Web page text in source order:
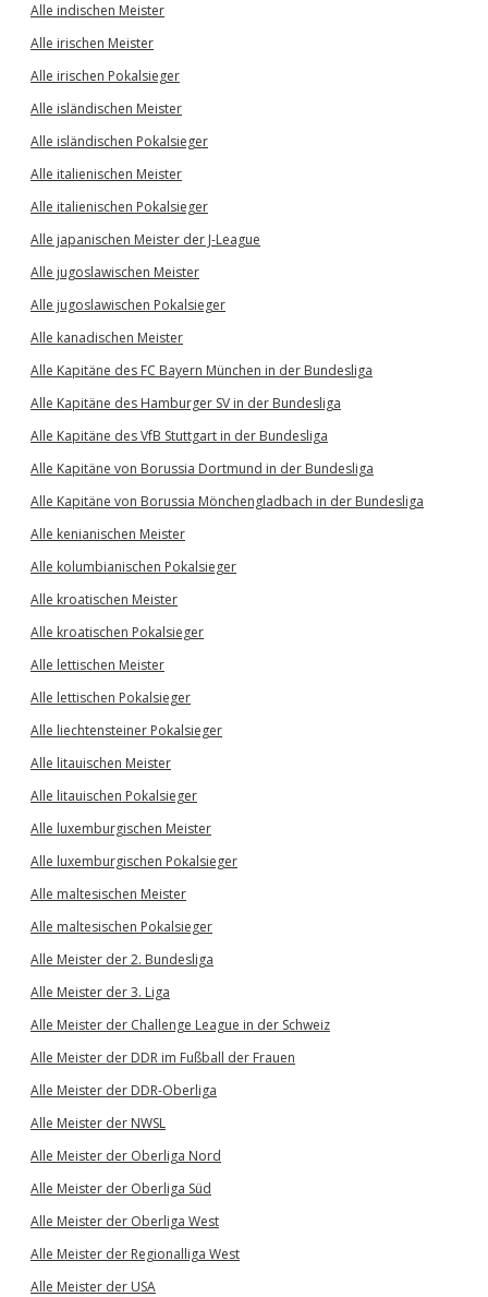
Alle indischen Meister
Alle irischen Meister
Alle irischen Pokalsieger
Alle isländischen Meister
Alle isländischen Pokalsieger
Alle italienischen Meister
Alle italienischen Pokalsieger
Alle japanischen Meister der J-League
Alle jugoslawischen Meister
Alle jugoslawischen Pokalsieger
Alle kanadischen Meister
Alle Kapitäne des FC Bayern München in der Bundesliga
Alle Kapitäne des Hamburger SV in der Bundesliga
Alle Kapitäne des VfB Stuttgart in der Bundesliga
Alle Kapitäne von Borussia Dortmund in der Bundesliga
Alle Kapitäne von Borussia Mönchengladbach in der Bundesliga
Alle kenianischen Meister
Alle kolumbianischen Pokalsieger
Alle kroatischen Meister
Alle kroatischen Pokalsieger
Alle lettischen Meister
Alle lettischen Pokalsieger
Alle liechtensteiner Pokalsieger
Alle litauischen Meister
Alle litauischen Pokalsieger
Alle luxemburgischen Meister
Alle luxemburgischen Pokalsieger
Alle maltesischen Meister
Alle maltesischen Pokalsieger
Alle Meister der 2. Bundesliga
Alle Meister der 3. Liga
Alle Meister der Challenge League in der Schweiz
Alle Meister der DDR im Fußball der Frauen
Alle Meister der DDR-Oberliga
Alle Meister der NWSL
Alle Meister der Oberliga Nord
Alle Meister der Oberliga Süd
Alle Meister der Oberliga West
Alle Meister der Regionalliga West
Alle Meister der USA